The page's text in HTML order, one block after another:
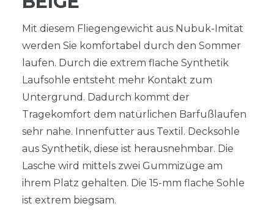
Mit diesem Fliegengewicht aus Nubuk-Imitat
werden Sie komfortabel durch den Sommer
laufen. Durch die extrem flache Synthetik
Laufsohle entsteht mehr Kontakt zum
Untergrund. Dadurch kommt der
Tragekomfort dem natürlichen Barfußlaufen
sehr nahe. Innenfutter aus Textil. Decksohle
aus Synthetik, diese ist herausnehmbar. Die
Lasche wird mittels zwei Gummizüge am
ihrem Platz gehalten. Die 15-mm flache Sohle
ist extrem biegsam.